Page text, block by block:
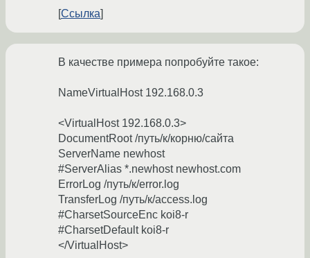
Ссылка
В качестве примера попробуйте такое:
NameVirtualHost 192.168.0.3
<VirtualHost 192.168.0.3>
DocumentRoot /путь/к/корню/сайта
ServerName newhost
#ServerAlias *.newhost newhost.com
ErrorLog /путь/к/error.log
TransferLog /путь/к/access.log
#CharsetSourceEnc koi8-r
#CharsetDefault koi8-r
</VirtualHost>